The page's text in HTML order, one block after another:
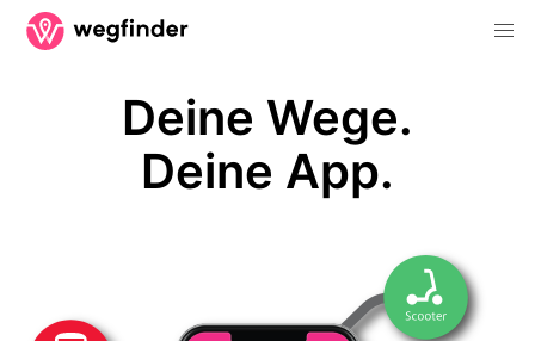
Deine Wege.
Deine App.